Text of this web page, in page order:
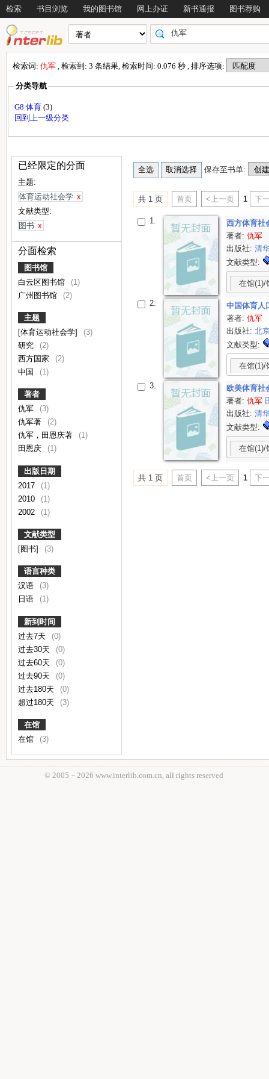
检索 书目浏览 我的图书馆 网上办证 新书通报 图书荐购
检索词: 仇军 , 检索到: 3 条结果, 检索时间: 0.076 秒 , 排序选项:
分类导航
G8 体育 (3)
回到上一级分类
已经限定的分面
主题:
体育运动社会学 x
文献类型:
图书 x
分面检索
图书馆
白云区图书馆
(1)
广州图书馆
(2)
主题
[体育运动社会学]
(3)
研究
(2)
西方国家
(2)
中国
(1)
著者
仇军
(3)
仇军著
(2)
仇军，田恩庆著
(1)
田恩庆
(1)
出版日期
2017
(1)
2010
(1)
2002
(1)
文献类型
[图书]
(3)
语言种类
汉语
(3)
日语
(1)
新到时间
过去7天
(0)
过去30天
(0)
过去60天
(0)
过去90天
(0)
过去180天
(0)
超过180天
(3)
在馆
在馆
(3)
保存至书单:
共 1 页 首页 <上一页 1 下
1.
西方体育社
著者:仇军
出版社:清
文献类型:
在馆(1)/
2.
中国体育人
著者:仇军
出版社:北
文献类型:
在馆(1)/
3.
欧美体育
著者:仇军
出版社:清
文献类型:
在馆(1)/
共 1 页 首页 <上一页 1 下
© 2005－ 2026 www.interlib.com.cn, all rights reserved